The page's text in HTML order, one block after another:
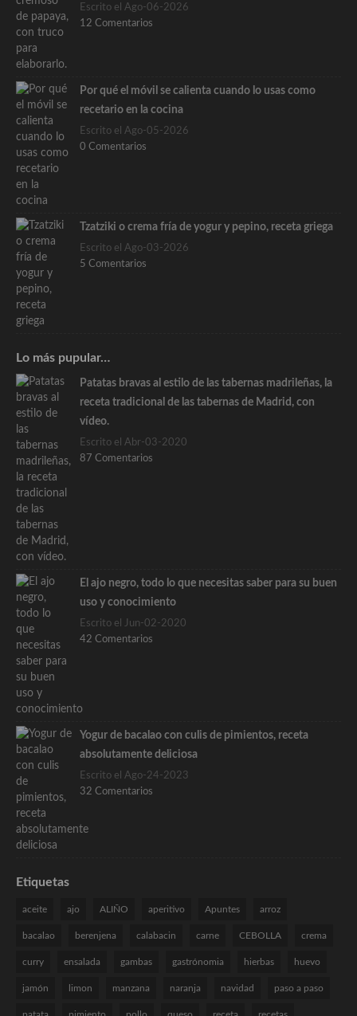
Escrito el Ago-06-2026
12 Comentarios
Por qué el móvil se calienta cuando lo usas como
recetario en la cocina
Escrito el Ago-05-2026
0 Comentarios
Tzatziki o crema fría de yogur y pepino, receta griega
Escrito el Ago-03-2026
5 Comentarios
Lo más pupular…
Patatas bravas al estilo de las tabernas madrileñas, la
receta tradicional de las tabernas de Madrid, con
vídeo.
Escrito el Abr-03-2020
87 Comentarios
El ajo negro, todo lo que necesitas saber para su buen
uso y conocimiento
Escrito el Jun-02-2020
42 Comentarios
Yogur de bacalao con culis de pimientos, receta
absolutamente deliciosa
Escrito el Ago-24-2023
32 Comentarios
Etiquetas
aceite ajo ALIÑO aperitivo Apuntes arroz
bacalao berenjena calabacin carne CEBOLLA crema
curry ensalada gambas gastrónomia hierbas huevo
jamón limon manzana naranja navidad paso a paso